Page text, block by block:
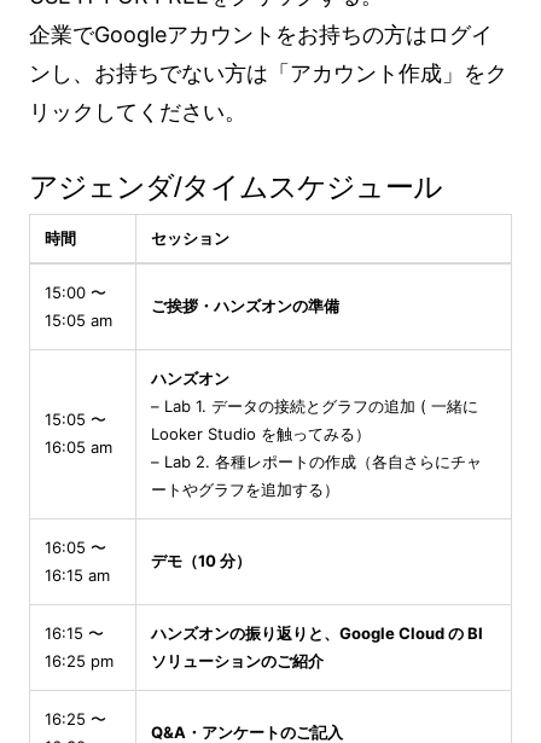
企業でGoogleアカウントをお持ちの方はログイ
ンし、お持ちでない方は「アカウント作成」をク
リックしてください。
アジェンダ/タイムスケジュール
時間 セッション
15:00 〜
15:05 am
ご挨拶・ハンズオンの準備
15:05 〜
16:05 am
ハンズオン
– Lab 1. データの接続とグラフの追加 ( 一緒に
Looker Studio を触ってみる）
– Lab 2. 各種レポートの作成（各自さらにチャ
ートやグラフを追加する）
16:05 〜
16:15 am
デモ（10 分）
16:15 〜
16:25 pm
ハンズオンの振り返りと、Google Cloud の BI
ソリューションのご紹介
16:25 〜
Q&A・アンケートのご記入